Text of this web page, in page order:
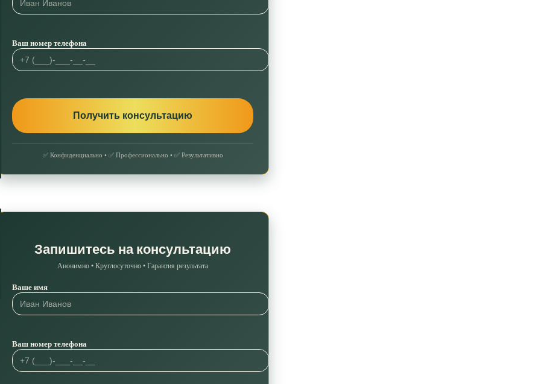
Ваш номер телефона
✅ Конфиденциально • ✅ Профессионально • ✅ Результативно
Запишитесь на консультацию
Анонимно • Круглосуточно • Гарантия результата
Ваше имя
Ваш номер телефона